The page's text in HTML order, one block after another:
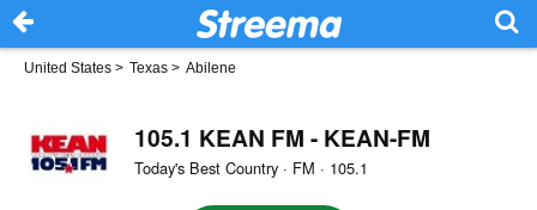
United States > Texas > Abilene
105.1 KEAN FM - KEAN-FM
Today's Best Country · FM · 105.1